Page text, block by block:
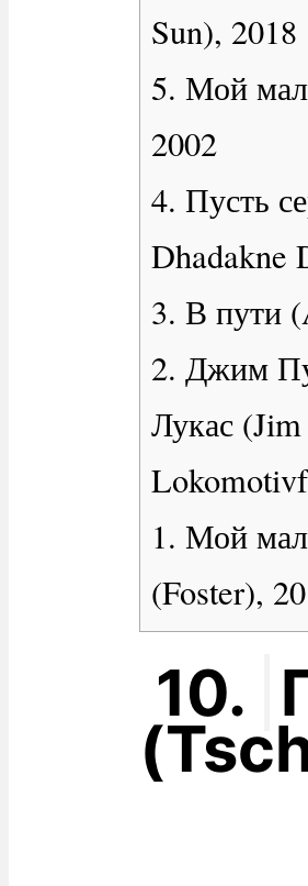
Sun), 2018
5. Мой
2002
4. Пусть
Dhadakne
3. В пути
2. Джим
Лукас
1. Мой
(Foster),
10.